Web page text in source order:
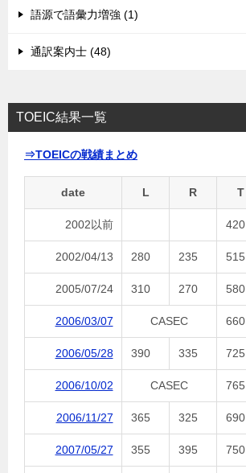
語源で語彙力増強 (1)
通訳案内士 (48)
TOEIC結果一覧
⇒TOEICの戦績まとめ
date L R T
2002以前 420
2002/04/13 280 235 515
2005/07/24 310 270 580
2006/03/07 CASEC 660
2006/05/28 390 335 725
2006/10/02 CASEC 765
2006/11/27 365 325 690
2007/05/27 355 395 750